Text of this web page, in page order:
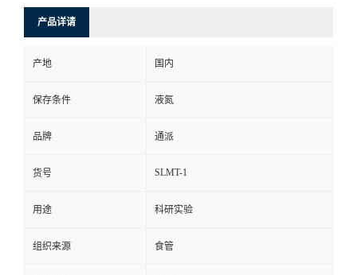
产品详请
产地 国内
保存条件 液氮
品牌 通派
货号 SLMT-1
用途 科研实验
组织来源 食管